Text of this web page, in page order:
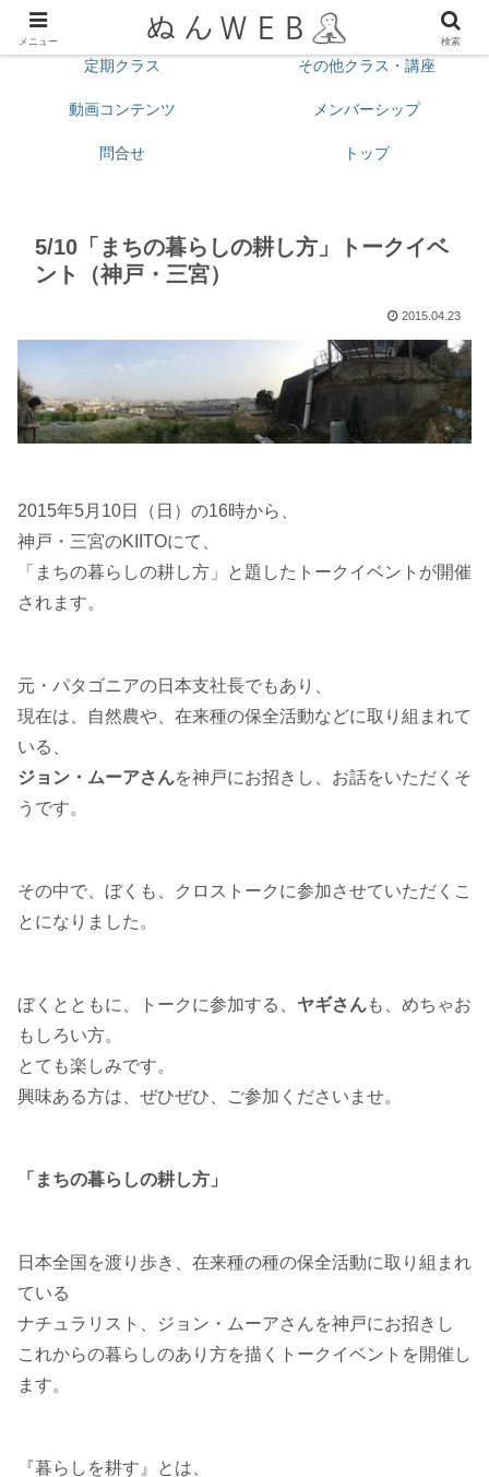
プロフィール 今月の予定
定期クラス その他クラス・講座
動画コンテンツ メンバーシップ
問合せ トップ
5/10「まちの暮らしの耕し方」トークイベ
ント（神戸・三宮）
2015.04.23
2015年5月10日（日）の16時から、
神戸・三宮のKIITOにて、
「まちの暮らしの耕し方」と題したトークイベントが開催
されます。
元・パタゴニアの日本支社長でもあり、
現在は、自然農や、在来種の保全活動などに取り組まれて
いる、
ジョン・ムーアさんを神戸にお招きし、お話をいただくそ
うです。
その中で、ぼくも、クロストークに参加させていただくこ
とになりました。
ぼくとともに、トークに参加する、 ヤギさんも、めちゃお
もしろい方。
とても楽しみです。
興味ある方は、ぜひぜひ、ご参加くださいませ。
「まちの暮らしの耕し方」
日本全国を渡り歩き、在来種の種の保全活動に取り組まれ
ている
ナチュラリスト、ジョン・ムーアさんを神戸にお招きし
これからの暮らしのあり方を描くトークイベントを開催し
ます。
『暮らしを耕す』とは、
メニュー 検索